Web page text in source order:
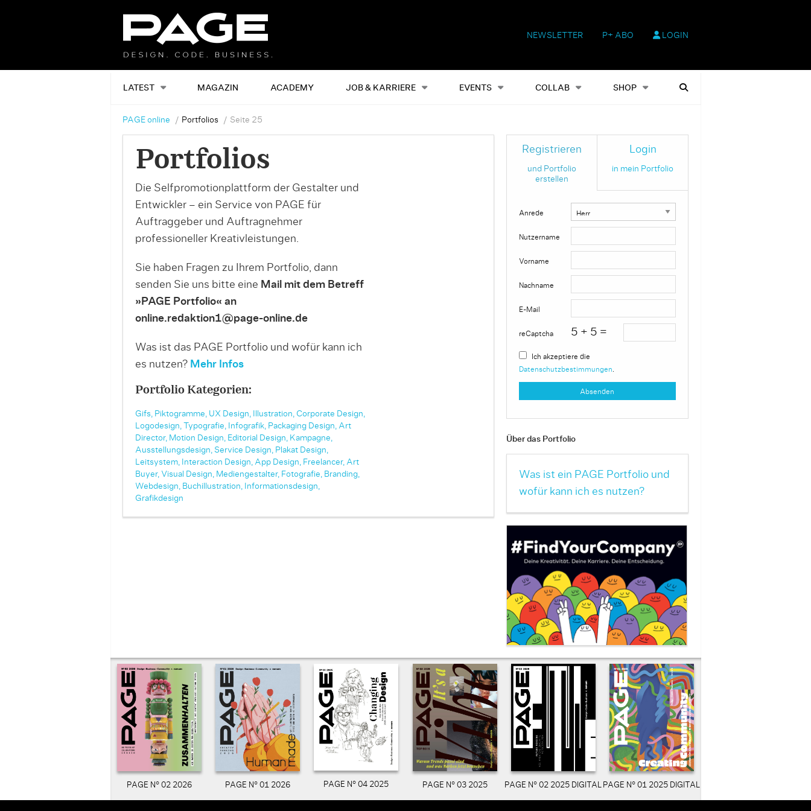
NEWSLETTER P+ ABO LOGIN
LATEST MAGAZIN ACADEMY JOB & KARRIERE EVENTS COLLAB SHOP
Alles Events Shop Heftausgaben Suchen
PAGE online Portfolios Seite 25
Portfolios
Die Selfpromotionplattform der Gestalter und
Entwickler – ein Service von PAGE für
Auftraggeber und Auftragnehmer
professioneller Kreativleistungen.
Sie haben Fragen zu Ihrem Portfolio, dann
senden Sie uns bitte eine Mail mit dem Betreff
»PAGE Portfolio« an
online.redaktion1@page-online.de
Was ist das PAGE Portfolio und wofür kann ich
es nutzen? Mehr Infos
Portfolio Kategorien:
Gifs, Piktogramme, UX Design, Illustration, Corporate Design,
Logodesign,
Typografie, Infografik, Packaging Design, Art
Director, Motion Design, Editorial Design, Kampagne,
Ausstellungsdesign, Service Design, Plakat Design,
Leitsystem,
Interaction Design, App Design, Freelancer, Art
Buyer, Visual Design, Mediengestalter, Fotografie, Branding,
Webdesign, Buchillustration,
Informationsdesign,
Grafikdesign
Registrieren
und Portfolio
erstellen
Login
in mein Portfolio
Anrede
Nutzername
Vorname
Nachname
E-Mail
reCaptcha 5 + 5 =
Ich akzeptiere die
Datenschutzbestimmungen
Über das Portfolio
Was ist ein PAGE Portfolio und
wofür kann ich es nutzen?
PAGE N° 02 2026 PAGE N° 01 2026 PAGE N° 04 2025 PAGE N° 03 2025 PAGE N° 02 2025 DIGITAL PAGE N° 01 2025 DIGITAL